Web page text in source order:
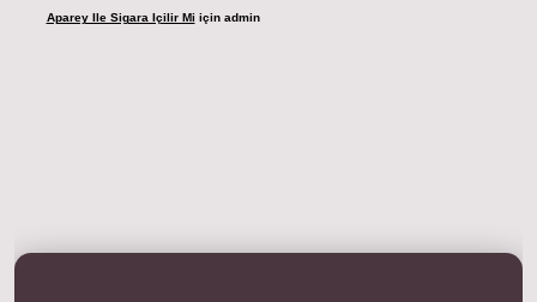
Aparey Ile Sigara Içilir Mi için admin